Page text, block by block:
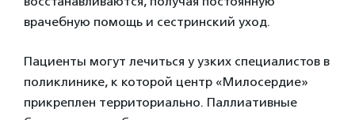
врачебную помощь и сестринский уход.
Пациенты могут лечиться у узких специалистов в
поликлинике, к которой центр «Милосердие»
прикреплен территориально. Паллиативные